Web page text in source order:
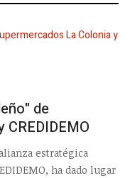
de
estratégica
ha dado lugar